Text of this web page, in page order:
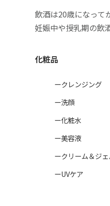
飲酒は20歳になって
妊娠中や授乳期の飲
化粧品
ークレンジング
ー洗顔
ー化粧水
ー美容液
ークリーム＆ジ
ーUVケア